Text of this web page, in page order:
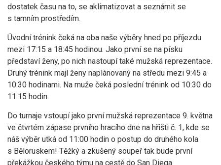
dostatek času na to, se aklimatizovat a seznámit se
s tamním prostředím.
Úvodní trénink čeká na oba naše výběry hned po příjezdu
mezi 17:15 a 18:45 hodinou. Jako první se na písku
představí ženy, po nich nastoupí také mužská reprezentace.
Druhý trénink mají ženy naplánovaný na středu mezi 9:45 a
10:30 hodinami. Na muže čeká poslední trénink od 10:30 do
11:15 hodin.
Do turnaje vstoupí jako první mužská reprezentace 9. května
ve čtvrtém zápase prvního hracího dne na hřišti č. 1, kde se
náš výběr utká od 11:00 hodin o postup do druhého kola
s Běloruskem! Těžký a zkušený soupeř tak bude první
překážkou českého týmu na cestě do San Diega.